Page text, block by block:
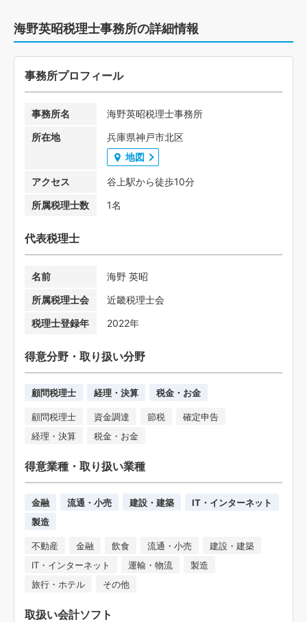
海野英昭税理士事務所の詳細情報
事務所プロフィール
事務所名
海野英昭税理士事務所
所在地
兵庫県神戸市北区
地図
アクセス
谷上駅から徒歩10分
所属税理士数
1名
代表税理士
名前
海野 英昭
所属税理士会
近畿税理士会
税理士登録年
2022年
得意分野・取り扱い分野
顧問税理士 経理・決算 税金・お金
顧問税理士 資金調達 節税
確定申告
経理・決算
税金・お金
得意業種・取り扱い業種
金融 流通・小売 建設・建築
IT・インターネット
製造
不動産 金融 飲食 流通・小売
建設・建築
IT・インターネット
運輸・物流
製造
旅行・ホテル
その他
取扱い会計ソフト